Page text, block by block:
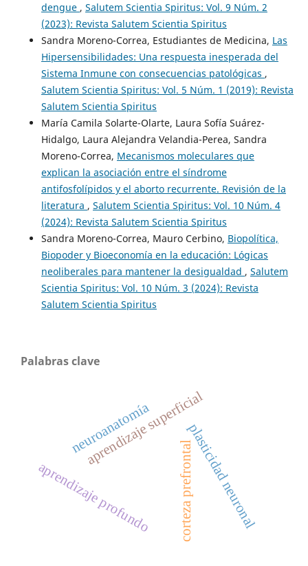
dengue , Salutem Scientia Spiritus: Vol. 9 Núm. 2
(2023): Revista Salutem Scientia Spiritus
Sandra Moreno-Correa, Estudiantes de Medicina, Las
Hipersensibilidades: Una respuesta inesperada del
Sistema Inmune con consecuencias patológicas ,
Salutem Scientia Spiritus: Vol. 5 Núm. 1 (2019): Revista
Salutem Scientia Spiritus
María Camila Solarte-Olarte, Laura Sofía Suárez-
Hidalgo, Laura Alejandra Velandia-Perea, Sandra
Moreno-Correa, Mecanismos moleculares que
explican la asociación entre el síndrome
antifosfolípidos y el aborto recurrente. Revisión de la
literatura , Salutem Scientia Spiritus: Vol. 10 Núm. 4
(2024): Revista Salutem Scientia Spiritus
Sandra Moreno-Correa, Mauro Cerbino, Biopolítica,
Biopoder y Bioeconomía en la educación: Lógicas
neoliberales para mantener la desigualdad , Salutem
Scientia Spiritus: Vol. 10 Núm. 3 (2024): Revista
Salutem Scientia Spiritus
Palabras clave
neuroanatomía
aprendizaje profundo
aprendizaje superficial
corteza prefrontalplasticidad neuronal